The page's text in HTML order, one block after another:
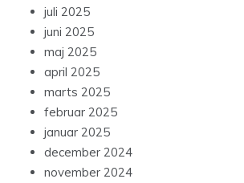
juli 2025
juni 2025
maj 2025
april 2025
marts 2025
februar 2025
januar 2025
december 2024
november 2024